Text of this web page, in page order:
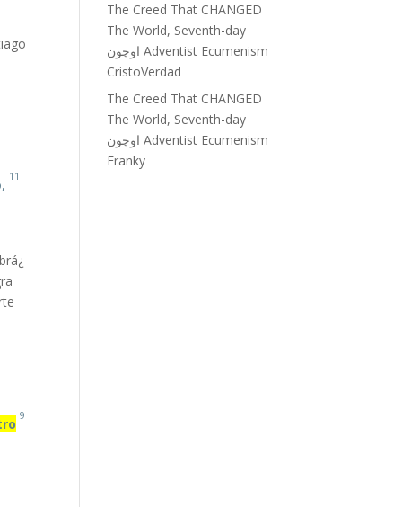
11
¿Con que
9
The Creed That CHANGED
The World, Seventh-day
Adventist Ecumenismاوچون
CristoVerdad
The Creed That CHANGED
The World, Seventh-day
Adventist Ecumenismاوچون
Franky